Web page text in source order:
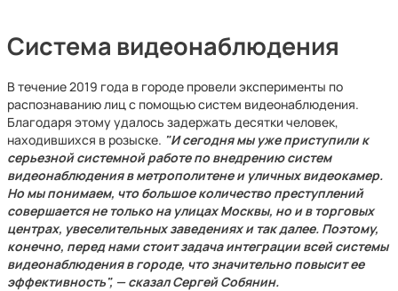
Система видеонаблюдения
В течение 2019 года в городе провели эксперименты по
распознаванию лиц с помощью систем видеонаблюдения.
Благодаря этому удалось задержать десятки человек,
находившихся в розыске. "И сегодня мы уже приступили к
серьезной системной работе по внедрению систем
видеонаблюдения в метрополитене и уличных видеокамер.
Но мы понимаем, что большое количество преступлений
совершается не только на улицах Москвы, но и в торговых
центрах, увеселительных заведениях и так далее. Поэтому,
конечно, перед нами стоит задача интеграции всей системы
видеонаблюдения в городе, что значительно повысит ее
эффективность", — сказал Сергей Собянин.